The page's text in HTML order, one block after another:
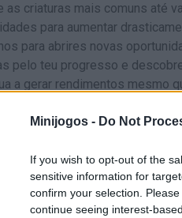
Minijogos - Do Not
If you wish to opt-out of the
sensitive information for
confirm your selection.
continue seeing interest-
as criaturas mais comuns até
para aumentar
para abrires novas
pelo teu progresso e
a gerar rendimentos mesmo
será a única forma de
podres e valiosos estão lá no